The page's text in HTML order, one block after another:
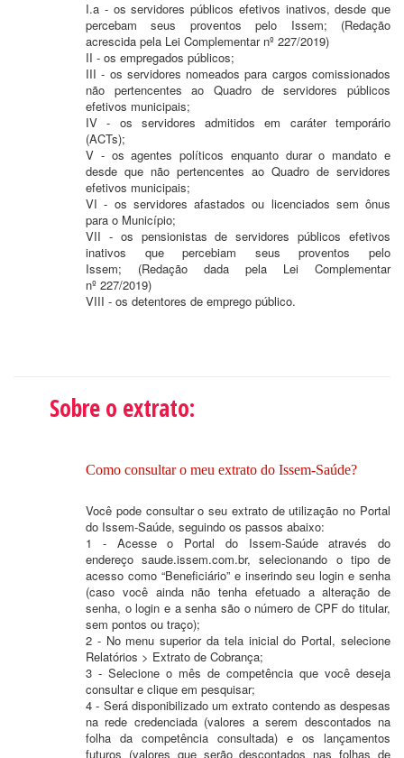
I.a - os servidores públicos efetivos inativos, desde que
percebam seus proventos pelo Issem; (Redação
acrescida pela Lei Complementar nº 227/2019)
II - os empregados públicos;
III - os servidores nomeados para cargos comissionados
não pertencentes ao Quadro de servidores públicos
efetivos municipais;
IV - os servidores admitidos em caráter temporário
(ACTs);
V - os agentes políticos enquanto durar o mandato e
desde que não pertencentes ao Quadro de servidores
efetivos municipais;
VI - os servidores afastados ou licenciados sem ônus
para o Município;
VII - os pensionistas de servidores públicos efetivos
inativos que percebiam seus proventos pelo
Issem; (Redação dada pela Lei Complementar
nº 227/2019)
VIII - os detentores de emprego público.
Sobre o extrato:
Como consultar o meu extrato do Issem-Saúde?
Você pode consultar o seu extrato de utilização no Portal
do Issem-Saúde, seguindo os passos abaixo:
1 - Acesse o Portal do Issem-Saúde através do
endereço saude.issem.com.br, selecionando o tipo de
acesso como “Beneficiário” e inserindo seu login e senha
(caso você ainda não tenha efetuado a alteração de
senha, o login e a senha são o número de CPF do titular,
sem pontos ou traço);
2 - No menu superior da tela inicial do Portal, selecione
Relatórios > Extrato de Cobrança;
3 - Selecione o mês de competência que você deseja
consultar e clique em pesquisar;
4 - Será disponibilizado um extrato contendo as despesas
na rede credenciada (valores a serem descontados na
folha da competência consultada) e os lançamentos
futuros (valores que serão descontados nas folhas de